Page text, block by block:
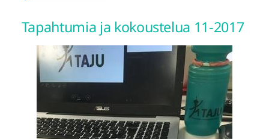
Tapahtumia ja kokoustelua 11-2017